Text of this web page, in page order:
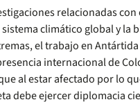
relacionadas con
climático global y la
el trabajo en
internacional de
al estar afectado por lo
debe ejercer diplomacia